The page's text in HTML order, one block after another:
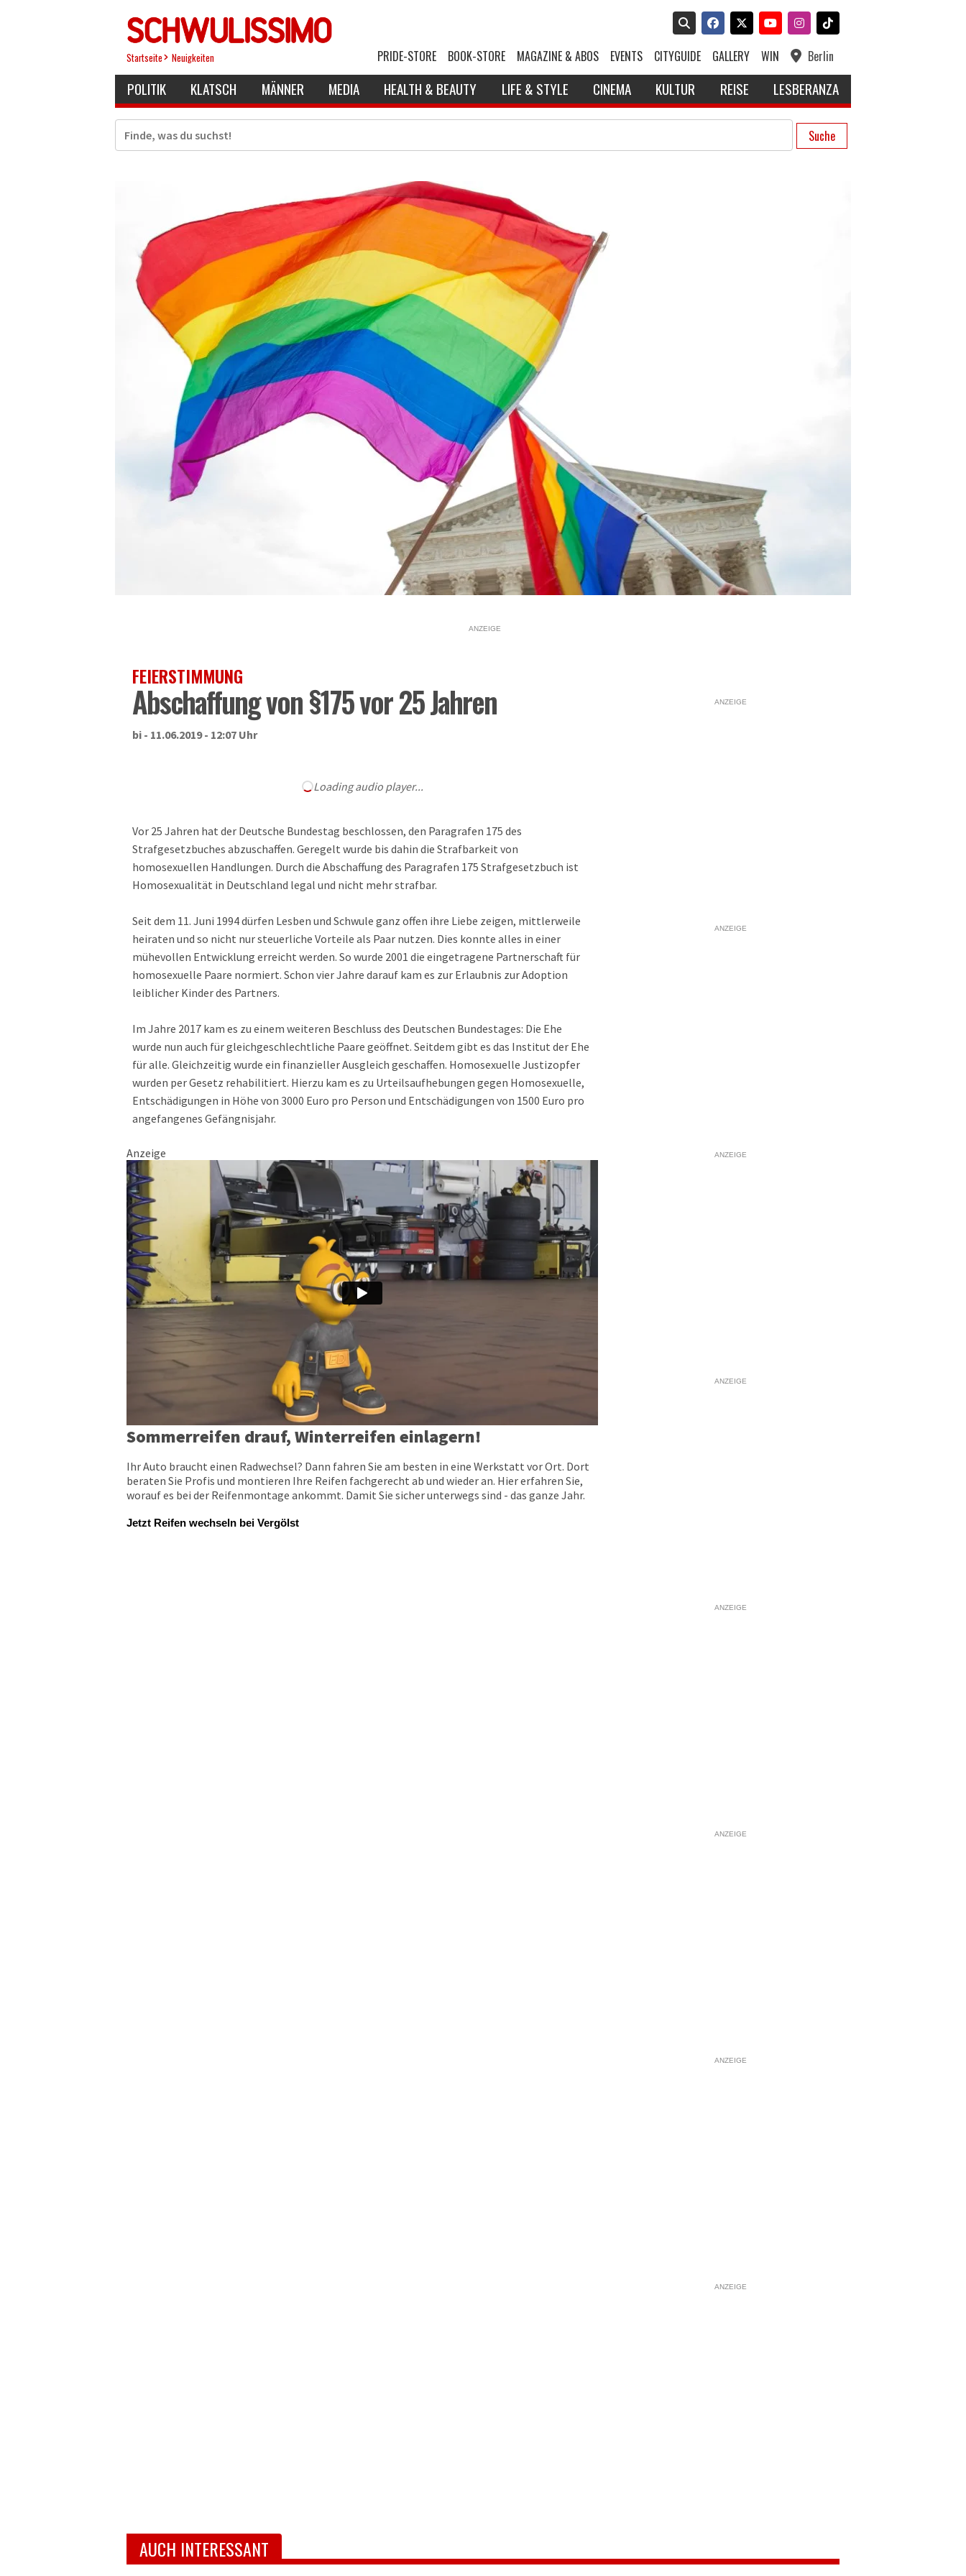
Startseite Neuigkeiten PRIDE-STORE BOOK-STORE MAGAZINE & ABOS EVENTS CITYGUIDE GALLERY WIN Berlin
POLITIK KLATSCH MÄNNER MEDIA HEALTH & BEAUTY LIFE & STYLE CINEMA KULTUR REISE LESBERANZA
Suche
ANZEIGE
FEIERSTIMMUNG
Abschaffung von §175 vor 25 Jahren
bi - 11.06.2019 - 12:07 Uhr
Loading audio player...
Vor 25 Jahren hat der Deutsche Bundestag beschlossen, den Paragrafen 175 des
Strafgesetzbuches abzuschaffen. Geregelt wurde bis dahin die Strafbarkeit von
homosexuellen Handlungen. Durch die Abschaffung des Paragrafen 175 Strafgesetzbuch ist
Homosexualität in Deutschland legal und nicht mehr strafbar.
Seit dem 11. Juni 1994 dürfen Lesben und Schwule ganz offen ihre Liebe zeigen, mittlerweile
heiraten und so nicht nur steuerliche Vorteile als Paar nutzen. Dies konnte alles in einer
mühevollen Entwicklung erreicht werden. So wurde 2001 die eingetragene Partnerschaft für
homosexuelle Paare normiert. Schon vier Jahre darauf kam es zur Erlaubnis zur Adoption
leiblicher Kinder des Partners.
Im Jahre 2017 kam es zu einem weiteren Beschluss des Deutschen Bundestages: Die Ehe
wurde nun auch für gleichgeschlechtliche Paare geöffnet. Seitdem gibt es das Institut der Ehe
für alle. Gleichzeitig wurde ein finanzieller Ausgleich geschaffen. Homosexuelle Justizopfer
wurden per Gesetz rehabilitiert. Hierzu kam es zu Urteilsaufhebungen gegen Homosexuelle,
Entschädigungen in Höhe von 3000 Euro pro Person und Entschädigungen von 1500 Euro pro
angefangenes Gefängnisjahr.
Anzeige
Sommerreifen drauf, Winterreifen einlagern!
Ihr Auto braucht einen Radwechsel? Dann fahren Sie am besten in eine Werkstatt vor Ort. Dort
beraten Sie Profis und montieren Ihre Reifen fachgerecht ab und wieder an. Hier erfahren Sie,
worauf es bei der Reifenmontage ankommt. Damit Sie sicher unterwegs sind - das ganze Jahr.
Jetzt Reifen wechseln bei Vergölst
ANZEIGE
ANZEIGE
ANZEIGE
ANZEIGE
ANZEIGE
ANZEIGE
ANZEIGE
ANZEIGE
AUCH INTERESSANT